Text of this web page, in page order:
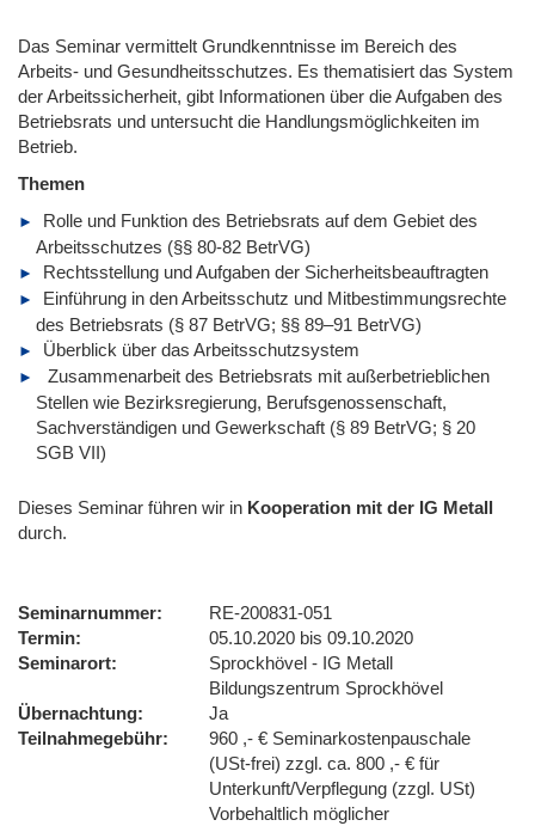
Das Seminar vermittelt Grundkenntnisse im Bereich des
Arbeits- und Gesundheitsschutzes. Es thematisiert das System
der Arbeitssicherheit, gibt Informationen über die Aufgaben des
Betriebsrats und untersucht die Handlungsmöglichkeiten im
Betrieb.
Themen
Rolle und Funktion des Betriebsrats auf dem Gebiet des
Arbeitsschutzes (§§ 80-82 BetrVG)
Rechtsstellung und Aufgaben der Sicherheitsbeauftragten
Einführung in den Arbeitsschutz und Mitbestimmungsrechte
des Betriebsrats (§ 87 BetrVG; §§ 89–91 BetrVG)
Überblick über das Arbeitsschutzsystem
Zusammenarbeit des Betriebsrats mit außerbetrieblichen
Stellen wie Bezirksregierung, Berufsgenossenschaft,
Sachverständigen und Gewerkschaft (§ 89 BetrVG; § 20
SGB VII)
Dieses Seminar führen wir in Kooperation mit der IG Metall
durch.
Seminarnummer
RE-200831-051
Termin
05.10.2020 bis 09.10.2020
Seminarort
Sprockhövel - IG Metall
Bildungszentrum Sprockhövel
Übernachtung
Ja
Teilnahmegebühr
960 ,- € Seminarkostenpauschale
(USt-frei) zzgl. ca. 800 ,- € für
Unterkunft/Verpflegung (zzgl. USt)
Vorbehaltlich möglicher